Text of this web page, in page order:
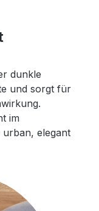
dunkle
und sorgt für
im
urban, elegant